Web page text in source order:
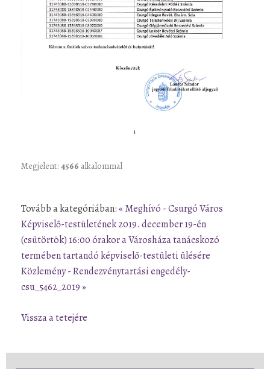
Megjelent: 4566 alkalommal
Tovább a kategóriában:« Meghívó - Csurgó Város
Képviselő-testületének 2019. december 19-én
(csütörtök) 16:00 órakor a Városháza tanácskozó
termében tartandó képviselő-testületi ülésére
Közlemény - Rendezvénytartási engedély-
csu_5462_2019 »
Vissza a tetejére